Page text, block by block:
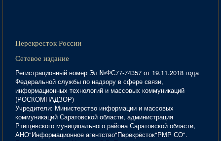
Перекресток России
Сетевое издание
Регистрационный номер Эл №ФС77-74357 от 19.11.2018 года
Федеральной службы по надзору в сфере связи,
информационных технологий и массовых коммуникаций
(РОСКОМНАДЗОР)
Учредители: Министерство информации и массовых
коммуникаций Саратовской области, администрация
Ртищевского муниципального района Саратовской области,
АНО"Информационное агентство"Перекрёсток"РМР СО".